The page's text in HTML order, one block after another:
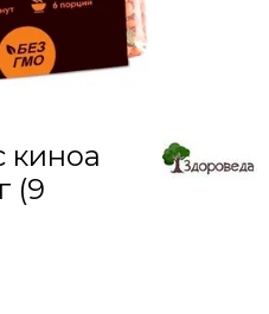
киноа
(9